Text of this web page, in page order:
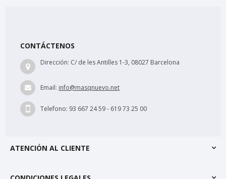
CONTÁCTENOS
Dirección: C/ de les Antilles 1-3, 08027 Barcelona
Email: info@masqnuevo.net
Telefono: 93 667 24 59 - 619 73 25 00
ATENCIÓN AL CLIENTE